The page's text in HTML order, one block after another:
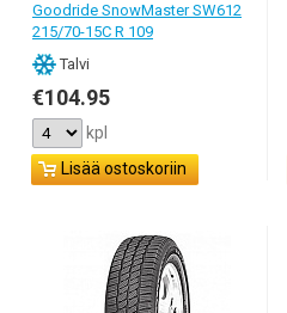
Goodride SnowMaster SW612
215/70-15C R 109
Talvi
€104.95
kpl
Lisää ostoskoriin